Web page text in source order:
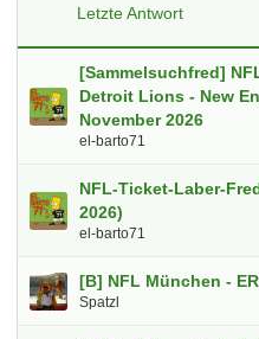
g
e
r
ä
g
Letzte Antwort
[Sammelsuchfred]
Detroit Lions - New
November 2026
el-barto71
NFL-Ticket-Laber-
2026)
el-barto71
[B] NFL München -
Spatzl